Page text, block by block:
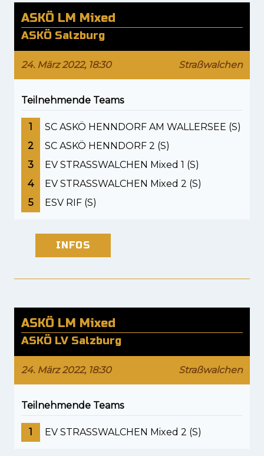
ASKÖ LM Mixed
ASKÖ Salzburg
24. März 2022, 18:30 Straßwalchen
Teilnehmende Teams
1
SC ASKÖ HENNDORF AM WALLERSEE (S)
2
SC ASKÖ HENNDORF 2 (S)
3
EV STRASSWALCHEN Mixed 1 (S)
4
EV STRASSWALCHEN Mixed 2 (S)
5
ESV RIF (S)
INFOS
ASKÖ LM Mixed
ASKÖ LV Salzburg
24. März 2022, 18:30 Straßwalchen
Teilnehmende Teams
1 EV STRASSWALCHEN Mixed 2 (S)